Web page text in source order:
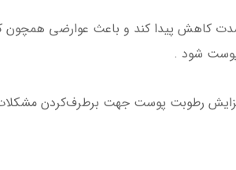
کاهش پیدا کند و باعث عوارضی همچون
شود .
رطوبت پوست جهت برطرف‌کردن